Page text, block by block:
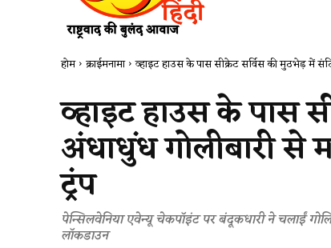
होम क्राईमनामा व्हाइट हाउस के पास सीक्रेट सर्विस की मुठभेड़ में
व्हाइट हाउस के पास
अंधाधुंध गोलीबारी से
ट्रंप
पेन्सिलवेनिया एवेन्यू चेकपॉइंट पर बंदूकधारी ने चलाईं
लॉकडाउन